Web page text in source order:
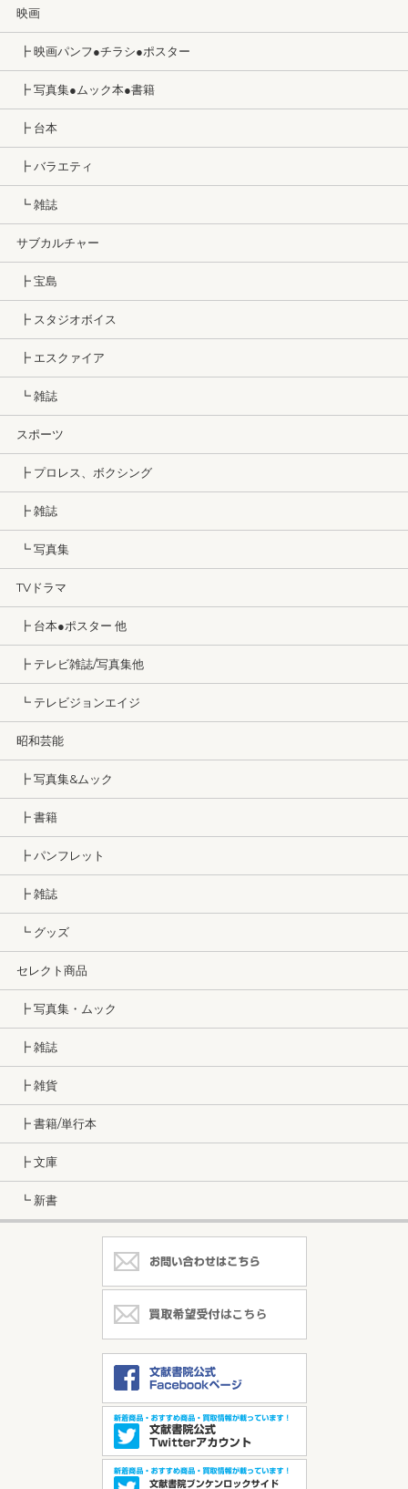
映画
┣ 映画パンフ●チラシ●ポスター
┣ 写真集●ムック本●書籍
┣ 台本
┣ バラエティ
┗ 雑誌
サブカルチャー
┣ 宝島
┣ スタジオボイス
┣ エスクァイア
┗ 雑誌
スポーツ
┣ プロレス、ボクシング
┣ 雑誌
┗ 写真集
TVドラマ
┣ 台本●ポスター 他
┣ テレビ雑誌/写真集他
┗ テレビジョンエイジ
昭和芸能
┣ 写真集&ムック
┣ 書籍
┣ パンフレット
┣ 雑誌
┗ グッズ
セレクト商品
┣ 写真集・ムック
┣ 雑誌
┣ 雑貨
┣ 書籍/単行本
┣ 文庫
┗ 新書